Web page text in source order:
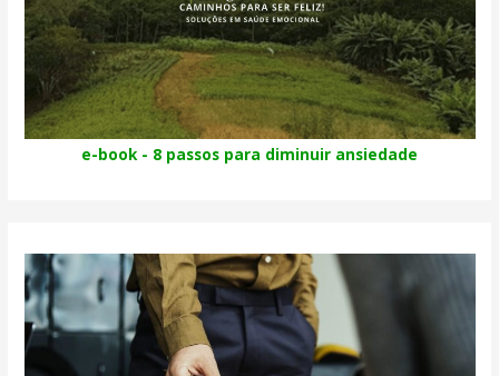
e-book - 8 passos para diminuir ansiedade